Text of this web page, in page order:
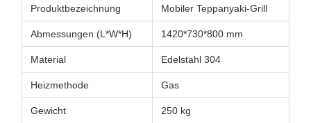
Produktbezeichnung Mobiler Teppanyaki-Grill
Abmessungen (L*W*H) 1420*730*800 mm
Material Edelstahl 304
Heizmethode Gas
Gewicht 250 kg